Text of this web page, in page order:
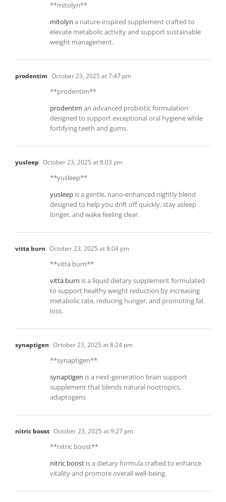
**mitolyn**
mitolyn a nature-inspired supplement crafted to
elevate metabolic activity and support sustainable
weight management.
prodentim October 23, 2025 at 7:47 pm
**prodentim**
prodentim an advanced probiotic formulation
designed to support exceptional oral hygiene while
fortifying teeth and gums.
yusleep October 23, 2025 at 8:03 pm
** yusleep**
yusleep is a gentle, nano-enhanced nightly blend
designed to help you drift off quickly, stay asleep
longer, and wake feeling clear.
vitta burn October 23, 2025 at 8:04 pm
**vitta burn**
vitta burn is a liquid dietary supplement formulated
to support healthy weight reduction by increasing
metabolic rate, reducing hunger, and promoting fat
loss.
synaptigen October 23, 2025 at 8:24 pm
**synaptigen**
synaptigen is a next-generation brain support
supplement that blends natural nootropics,
adaptogens
nitric boost October 23, 2025 at 9:27 pm
**nitric boost**
nitric boost is a dietary formula crafted to enhance
vitality and promote overall well-being.